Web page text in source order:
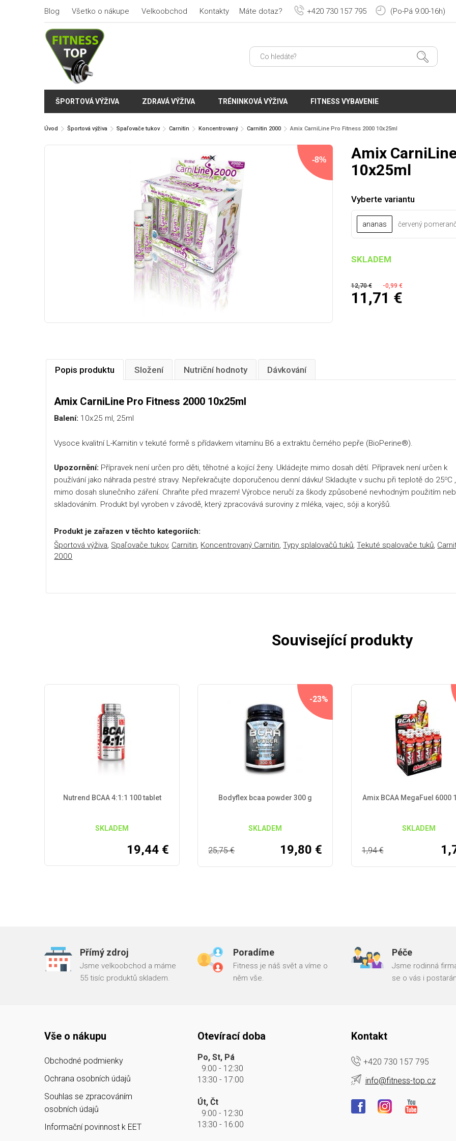
Blog Všetko o nákupe Velkoobchod Kontakty Máte dotaz? +420 730 157 795 (Po-Pá 9:00-16h)
ŠPORTOVÁ VÝŽIVA ZDRAVÁ VÝŽIVA TRÉNINKOVÁ VÝŽIVA FITNESS VYBAVENIE
Úvod Športová výživa Spaľovače tukov Carnitin Koncentrovaný Carnitin 2000 Amix CarniLine Pro Fitness 2000 10x25ml
-8%
Amix
10x25ml
Vyberte variantu
ananas červený
SKLADEM
12,70€ -0,99 €
11,71 €
Popis produktu Složení Nutriční hodnoty Dávkování
Amix CarniLine Pro Fitness 2000 10x25ml
Balení: 10x25 ml, 25ml
Vysoce kvalitní L-Karnitin v tekuté formě s přídavkem vitamínu B6 a extraktu černého pepře (BioPerine®).
Upozornění: Přípravek není určen pro děti, těhotné a kojící ženy. Ukládejte mimo dosah dětí. Přípravek není určen k
používání jako náhrada pestré stravy. Nepřekračujte doporučenou denní dávku! Skladujte v suchu při teplotě do 25oC ,
mimo dosah slunečního záření. Chraňte před mrazem! Výrobce neručí za škody způsobené nevhodným použitím
skladováním. Produkt byl vyroben v závodě, který zpracovává suroviny z mléka, vajec, sóji a korýšů.
Produkt je zařazen v těchto kategoriích:
Športová výživa, Spaľovače tukov, Carnitin, Koncentrovaný Carnitin,Typy splalovačů tuků,Tekuté spalovače tuků,
2000
Související produkty
Nutrend BCAA 4:1:1 100 tablet
SKLADEM
19,44 €
-23%
Bodyflex bcaa powder 300 g
SKLADEM
25,75€ 19,80 €
Amix BCAA MegaFuel 6000
SKLADEM
1,94€
Přímý zdroj
Jsme velkoobchod a máme
55 tisíc produktů skladem.
Poradíme
Fitness je náš svět a víme o
něm vše.
Péče
Jsme rodinná
se o vás i
Vše o nákupu
Obchodné podmienky
Ochrana osobních údajů
Souhlas se zpracováním
osobních údajů
Informační povinnost k EET
Otevírací doba
Po, St, Pá
9:00 - 12:30
13:30 - 17:00
Út, Čt
9:00 - 12:30
13:30 - 16:00
Kontakt
+420 730 157 795
info@fitness-top.cz